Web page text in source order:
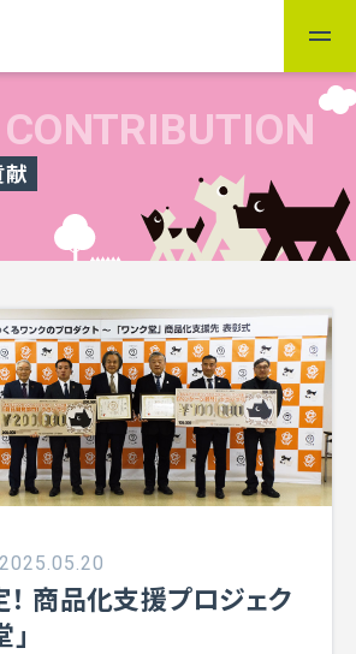
献
2025.05.20
商品化支援プロジェク